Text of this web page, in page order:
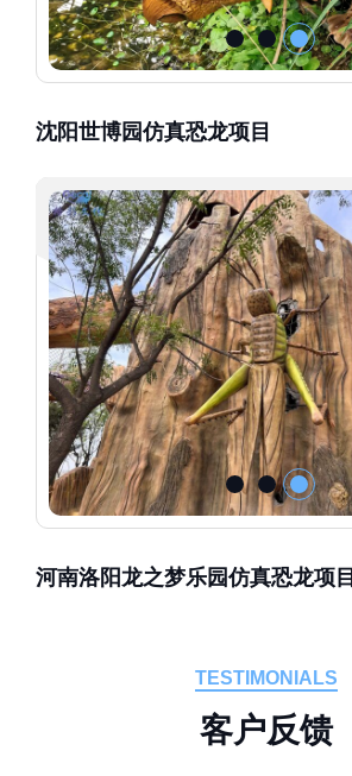
沈阳世博园仿真恐龙项目
河南洛阳龙之梦乐园仿真恐龙项目
TESTIMONIALS
客户反馈